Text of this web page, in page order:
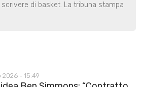
di basket. La tribuna stampa
2026 - 15:49